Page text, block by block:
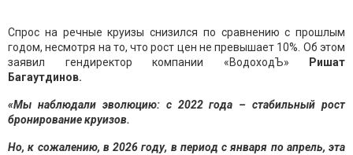
Спрос на речные круизы снизился по сравнению с прошлым
годом, несмотря на то, что рост цен не превышает 10%. Об этом
заявил гендиректор компании «ВодоходЪ» Ришат
Багаутдинов.
«Мы наблюдали эволюцию: с 2022 года – стабильный рост
бронирование круизов.
Но, к сожалению, в 2026 году, в период с января по апрель, эта